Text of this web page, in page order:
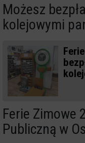
Możesz
kolejowymi
Ferie Zimowe
Publiczną w